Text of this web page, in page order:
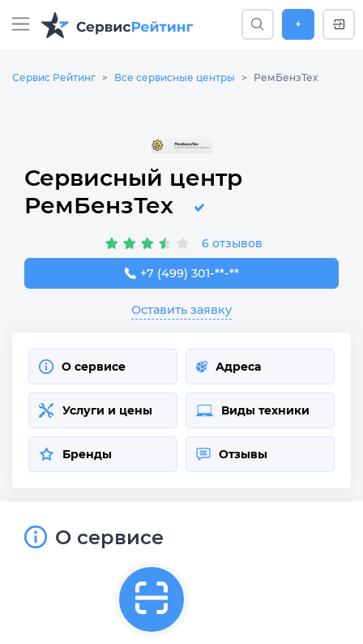
+
Сервис Рейтинг Все сервисные центры РемБензТех
Сервисный центр
РемБензТех
6 отзывов
+7 (499) 301-78-79
+7 (499) 301-**-**
Оставить заявку
О сервисе Адреса
Услуги и цены Виды техники
Бренды Отзывы
О сервисе